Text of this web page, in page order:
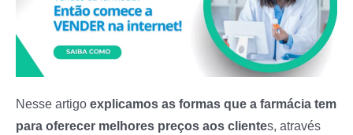
Nesse artigo explicamos as formas que a farmácia tem
para oferecer melhores preços aos clientes, através